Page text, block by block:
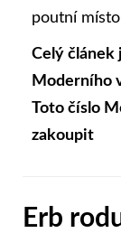
poutní
Celý
Moderního
Toto číslo
zakoupit
Erb